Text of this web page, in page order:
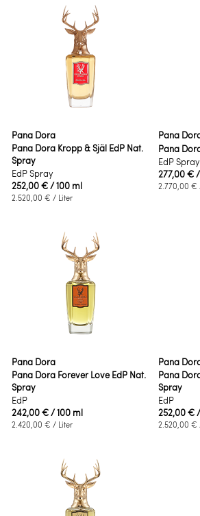
Pana Dora
Pana Dora Kropp & Själ EdP Nat.
Spray
EdP Spray
252,00 €/ 100 ml
2.520,00 € / Liter
Pana
Pana
EdP Spray
277,00 €
2.770,00 €
Pana Dora
Pana Dora Forever Love EdP Nat.
Spray
EdP
242,00 €/ 100 ml
2.420,00 € / Liter
Pana
Pana
Spray
EdP
252,00 €
2.520,00 €